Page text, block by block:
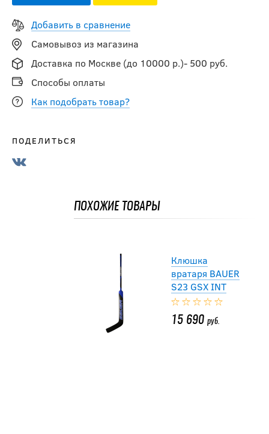
Добавить в сравнение
Самовывоз из магазина
Доставка по Москве (до 10000 р.)- 500 руб.
Способы оплаты
Как подобрать товар?
ПОДЕЛИТЬСЯ
ПОХОЖИЕ ТОВАРЫ
Клюшка
вратаря BAUER
S23 GSX INT
15 690 руб.